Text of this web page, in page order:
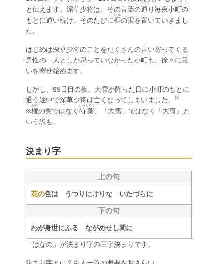
と伝えます。深草少将は、その言葉の通り毎夜小町の
もとに通い続け、そのたびに榧
かや
の実を置いていきまし
た。
はじめは深草少将のことをたくさんの言い寄ってくる
男性の一人としか思っていなかった小町も、徐々に思
いを寄せ始めます。
しかし、99日目の夜、大雪が降った日に小町のもとに
通う途中で深草少将は亡くなってしまいました。
※
※榧
かや
の実ではなく 芍薬
しゃくやく
、「大雪」ではなく「大雨」と
いう説も。
決まり字
上の句
花の色は うつりにけりな いたづらに
下の句
わが身世にふる ながめせし間に
「はなの」が決まり字の三字決まりです。